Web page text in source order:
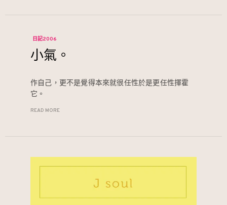
日記2006
小氣。
作自己，更不是覺得本來就很任性於是更任性揮霍
它。
READ MORE